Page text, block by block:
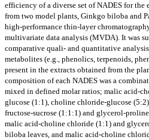
efficiency of a diverse set of NADES for
from two model plants, Ginkgo biloba and
high-performance thin-layer
multivariate data analysis (MVDA). It was
comparative quali- and quantitative
metabolites (e.g., phenolics, terpenoids,
present in the extracts obtained from the
composition of each NADES was a
mixed in defined molar ratios; malic acid-
glucose (1:1), choline chloride-glucose
fructose-sucrose (1:1:1) and glycerol-
malic acid-choline chloride (1:1) and
biloba leaves, and malic acid-choline